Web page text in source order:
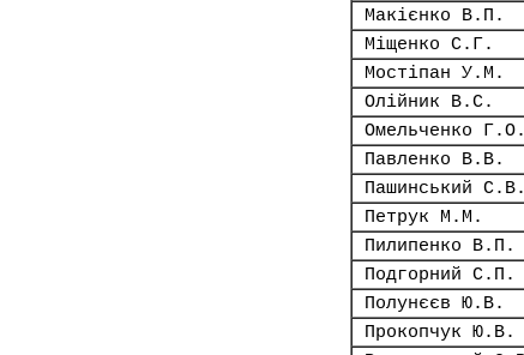
Макієнко В.П.
Міщенко С.Г.
Мостіпан У.М.
Олійник В.С.
Омельченко Г.О.
Павленко В.В.
Пашинський С.В.
Петрук М.М.
Пилипенко В.П.
Подгорний С.П.
Полунєєв Ю.В.
Прокопчук Ю.В.